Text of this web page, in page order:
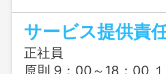
サービス提供責
正社員
原則 9：00～18：00 １ヶ月単